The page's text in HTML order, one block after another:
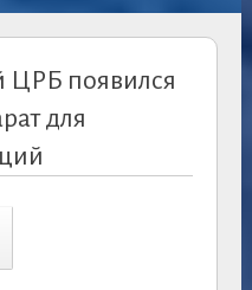
ЦРБ появился
для